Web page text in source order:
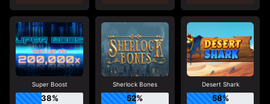
Super Boost
38%
Sherlock Bones
52%
Desert Shark
58%